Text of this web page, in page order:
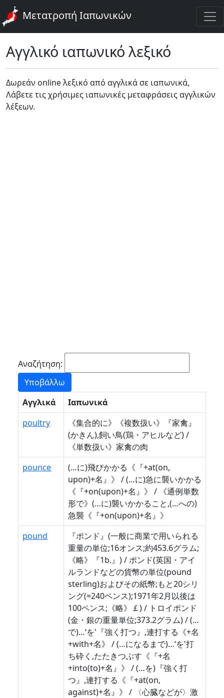
Μετατροπή Ιαπωνικών
Αγγλικό ιαπωνικό λεξικό
Δωρεάν online λεξικό από αγγλικά σε ιαπωνικά,
Λάβετε τις χρήσιμες ιαπωνικές μεταφράσεις αγγλικών
λέξεων.
Αναζήτηση:
Αγγλικά
Ιαπωνικά
poultry
《集合的に》《複数扱い》『家禽』
(かきん),飼い鳥(鶏・アヒルなど) /
《単数扱い》家禽の肉
pounce
(…に)飛びかかる《『+at(on,
upon)+名』》 / (…に)急に襲いかかる
《『+on(upon)+名』》 / 《通例単数
形で》(…に)襲いかかること,(…への)
急襲《『+on(upon)+名』》
pound
『ポンド』(一般に商業で用いられる
重量の単位;16オンス;約453.6グラム;
《略》『1b.』) / ポンド(英国・アイ
ルランドなどの貨幣の単位(pound
sterling)およびその紙幣;もと20シリ
ング(=240ペンス);1971年2月以後は
100ペンス;《略》￡) / トロイポンド
(金・銀の重量単位;373.2グラム) / (…
で)…‘を'『強く打つ』,連打する《+名
+with+名》 / (…になるまで)…‘を'打
ち砕く,たたきつぶす《『+名
+into(to)+名』》 / (…を)『強く打
つ』,連打する《『+at(on,
against)+名』》 / 〈心臓などが〉激